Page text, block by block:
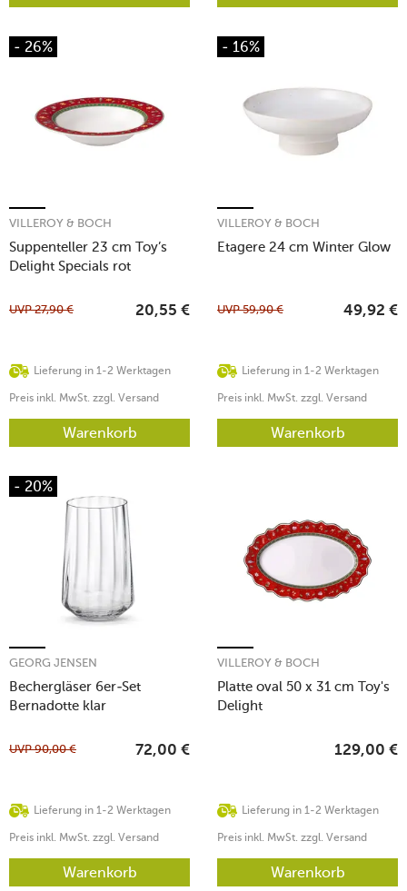
- 26%
Suppenteller 23 cm Toy’s
Delight Specials rot
VILLEROY & BOCH
Lieferung in 1-2 Werktagen
UVP27,90 € 20,55 €
Preis inkl. MwSt. zzgl. Versand
Warenkorb
- 16%
Etagere 24 cm Winter Glow
VILLEROY & BOCH
Lieferung in 1-2 Werktagen
UVP59,90 € 49,92 €
Preis inkl. MwSt. zzgl. Versand
Warenkorb
- 20%
Bechergläser 6er-Set
Bernadotte klar
GEORG JENSEN
Lieferung in 1-2 Werktagen
UVP90,00 € 72,00 €
Preis inkl. MwSt. zzgl. Versand
Warenkorb
Platte oval 50 x 31 cm Toy's
Delight
VILLEROY & BOCH
Lieferung in 1-2 Werktagen
129,00 €
Preis inkl. MwSt. zzgl. Versand
Warenkorb